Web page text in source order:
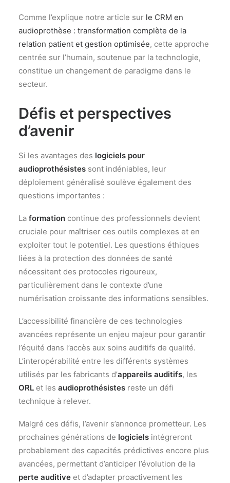
Comme l’explique notre article sur le CRM en
audioprothèse : transformation complète de la
relation patient et gestion optimisée, cette approche
centrée sur l’humain, soutenue par la technologie,
constitue un changement de paradigme dans le
secteur.
Défis et perspectives
d’avenir
Si les avantages des logiciels pour
audioprothésistes sont indéniables, leur
déploiement généralisé soulève également des
questions importantes :
La formation continue des professionnels devient
cruciale pour maîtriser ces outils complexes et en
exploiter tout le potentiel. Les questions éthiques
liées à la protection des données de santé
nécessitent des protocoles rigoureux,
particulièrement dans le contexte d’une
numérisation croissante des informations sensibles.
L’accessibilité financière de ces technologies
avancées représente un enjeu majeur pour garantir
l’équité dans l’accès aux soins auditifs de qualité.
L’interopérabilité entre les différents systèmes
utilisés par les fabricants d’appareils auditifs, les
ORL et les audioprothésistes reste un défi
technique à relever.
Malgré ces défis, l’avenir s’annonce prometteur. Les
prochaines générations de logiciels intégreront
probablement des capacités prédictives encore plus
avancées, permettant d’anticiper l’évolution de la
perte auditive et d’adapter proactivement les